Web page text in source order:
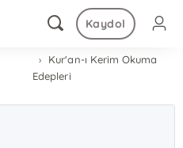
Kaydol
Kur'an-ı Kerim Okuma
Edepleri